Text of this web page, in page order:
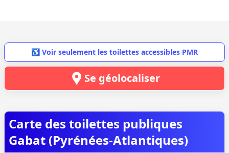
♿ Voir seulement les toilettes accessibles PMR
Se géolocaliser
Carte des toilettes publiques
Gabat (Pyrénées-Atlantiques)